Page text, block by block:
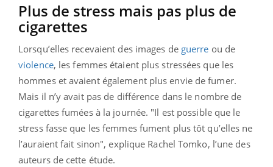
Plus de stress mais pas plus de
cigarettes
Lorsqu’elles recevaient des images de guerre ou de
violence, les femmes étaient plus stressées que les
hommes et avaient également plus envie de fumer.
Mais il n’y avait pas de différence dans le nombre de
cigarettes fumées à la journée. "Il est possible que le
stress fasse que les femmes fument plus tôt qu’elles ne
l’auraient fait sinon", explique Rachel Tomko, l’une des
auteurs de cette étude.